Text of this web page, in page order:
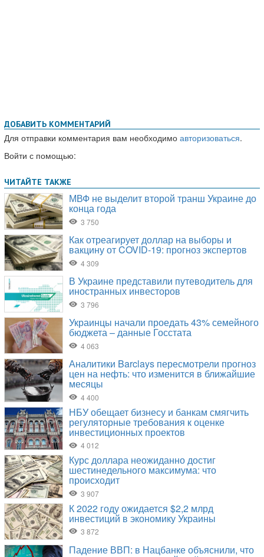
ДОБАВИТЬ КОММЕНТАРИЙ
Для отправки комментария вам необходимо авторизоваться.
Войти с помощью: